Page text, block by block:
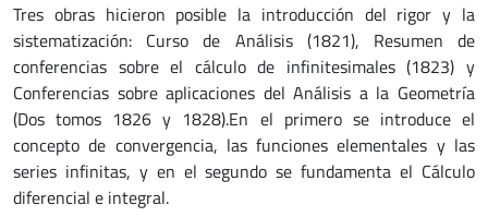
Tres obras hicieron posible la introducción del rigor y la
sistematización: Curso de Análisis (1821), Resumen de
conferencias sobre el cálculo de infinitesimales (1823) y
Conferencias sobre aplicaciones del Análisis a la Geometría
(Dos tomos 1826 y 1828).En el primero se introduce el
concepto de convergencia, las funciones elementales y las
series infinitas, y en el segundo se fundamenta el Cálculo
diferencial e integral.